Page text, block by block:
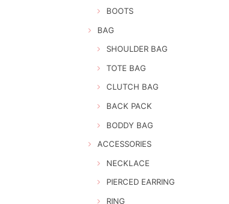
BOOTS
BAG
SHOULDER BAG
TOTE BAG
CLUTCH BAG
BACK PACK
BODDY BAG
ACCESSORIES
NECKLACE
PIERCED EARRING
RING